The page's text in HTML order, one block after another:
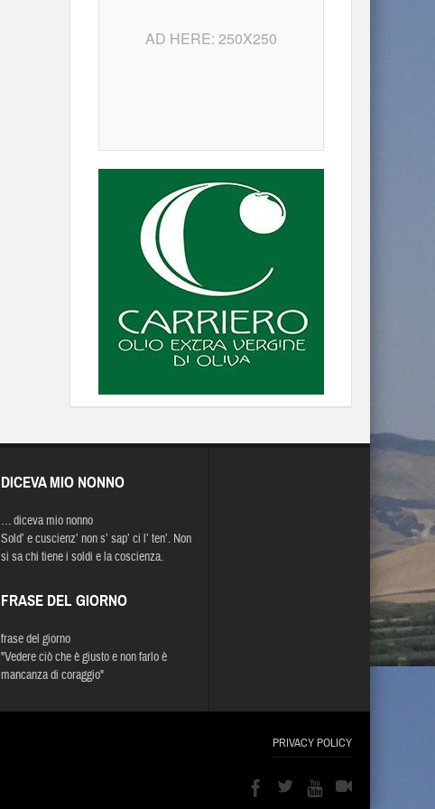
AD HERE: 250X250
DICEVA MIO NONNO
… diceva mio nonno
Sold’ e cuscienz’ non s’ sap’ ci l’ ten’. Non
si sa chi tiene i soldi e la coscienza.
FRASE DEL GIORNO
frase del giorno
"Vedere ciò che è giusto e non farlo è
mancanza di coraggio"
PRIVACY POLICY